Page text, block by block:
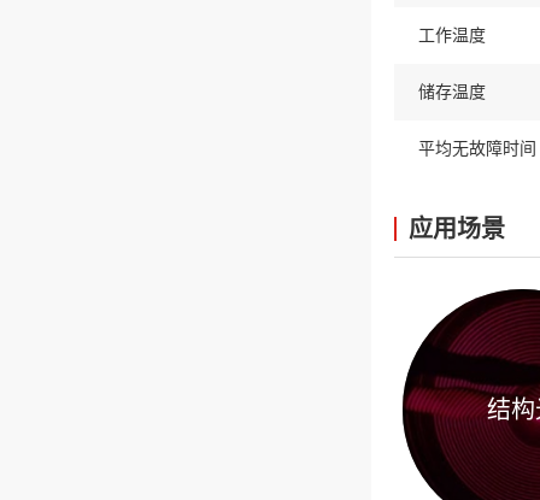
工作温度
储存温度
平均无故障时间
应用场景
结构